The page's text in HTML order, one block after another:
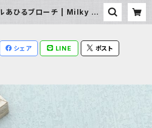
あひるブローチ | Milky Ra
シェア LINE ポスト